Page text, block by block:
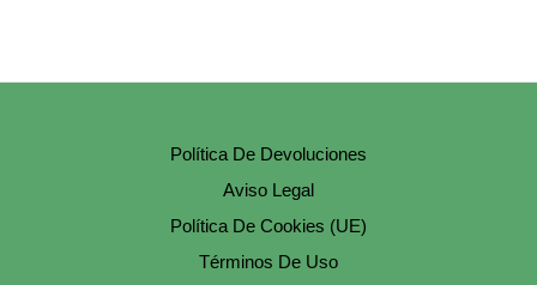
Política De Devoluciones
Aviso Legal
Política De Cookies (UE)
Términos De Uso